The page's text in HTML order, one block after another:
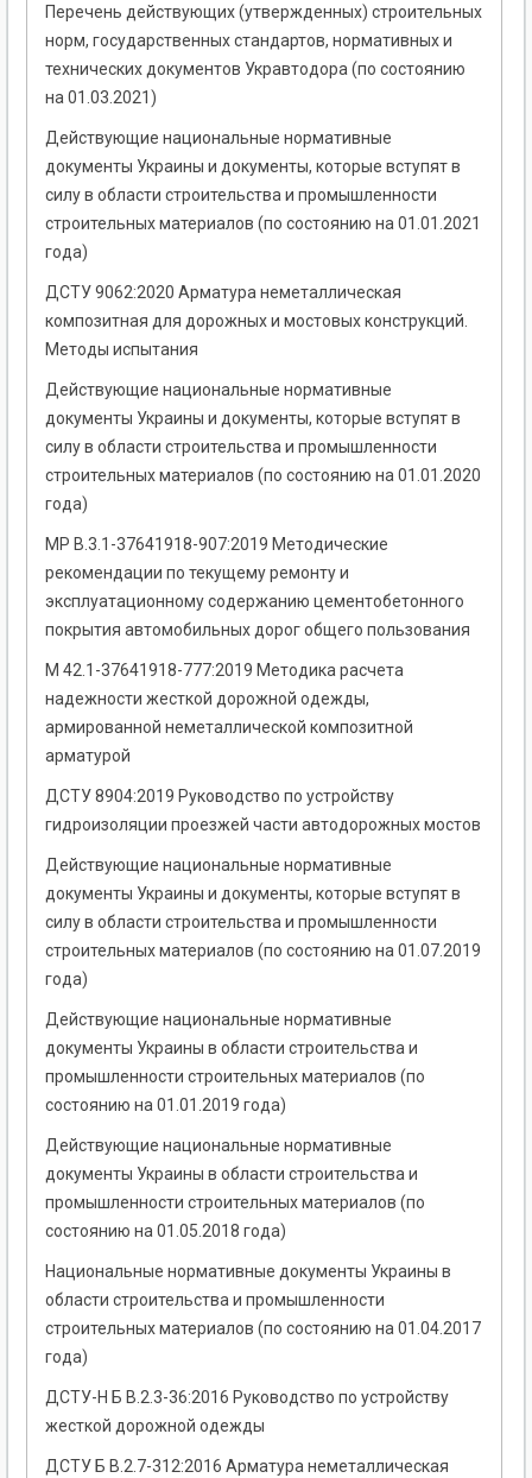
Перечень действующих (утвержденных) строительных
норм, государственных стандартов, нормативных и
технических документов Укравтодора (по состоянию
на 01.03.2021)
Действующие национальные нормативные
документы Украины и документы, которые вступят в
силу в области строительства и промышленности
строительных материалов (по состоянию на 01.01.2021
года)
ДСТУ 9062:2020 Арматура неметаллическая
композитная для дорожных и мостовых конструкций.
Методы испытания
Действующие национальные нормативные
документы Украины и документы, которые вступят в
силу в области строительства и промышленности
строительных материалов (по состоянию на 01.01.2020
года)
МР В.3.1-37641918-907:2019 Методические
рекомендации по текущему ремонту и
эксплуатационному содержанию цементобетонного
покрытия автомобильных дорог общего пользования
М 42.1-37641918-777:2019 Методика расчета
надежности жесткой дорожной одежды,
армированной неметаллической композитной
арматурой
ДСТУ 8904:2019 Руководство по устройству
гидроизоляции проезжей части автодорожных мостов
Действующие национальные нормативные
документы Украины и документы, которые вступят в
силу в области строительства и промышленности
строительных материалов (по состоянию на 01.07.2019
года)
Действующие национальные нормативные
документы Украины в области строительства и
промышленности строительных материалов (по
состоянию на 01.01.2019 года)
Действующие национальные нормативные
документы Украины в области строительства и
промышленности строительных материалов (по
состоянию на 01.05.2018 года)
Национальные нормативные документы Украины в
области строительства и промышленности
строительных материалов (по состоянию на 01.04.2017
года)
ДСТУ-Н Б В.2.3-36:2016 Руководство по устройству
жесткой дорожной одежды
ДСТУ Б В.2.7-312:2016 Арматура неметаллическая